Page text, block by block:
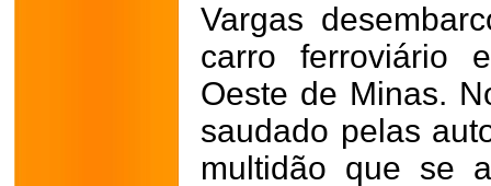
Vargas
carro ferroviário
Oeste de Minas.
saudado pelas
multidão que se